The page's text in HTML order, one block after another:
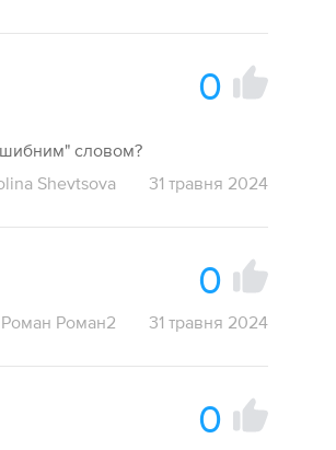
0
словом?
Shevtsova 31 травня 2024
0
Роман Роман2 31 травня 2024
0